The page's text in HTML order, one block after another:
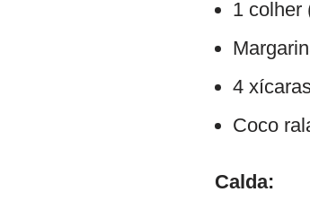
1 colher
4
Coco
Calda: